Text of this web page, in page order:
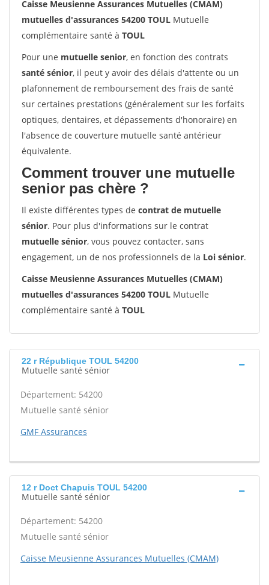
Caisse Meusienne Assurances Mutuelles (CMAM)
mutuelles d'assurances 54200 TOUL Mutuelle
complémentaire santé à TOUL
Pour une mutuelle senior, en fonction des contrats
santé sénior, il peut y avoir des délais d'attente ou un
plafonnement de remboursement des frais de santé
sur certaines prestations (généralement sur les forfaits
optiques, dentaires, et dépassements d'honoraire) en
l'absence de couverture mutuelle santé antérieur
équivalente.
Comment trouver une mutuelle
senior pas chère ?
Il existe différentes types de contrat de mutuelle
sénior. Pour plus d'informations sur le contrat
mutuelle sénior, vous pouvez contacter, sans
engagement, un de nos professionnels de la Loi sénior.
Caisse Meusienne Assurances Mutuelles (CMAM)
mutuelles d'assurances 54200 TOUL Mutuelle
complémentaire santé à TOUL
22 r République TOUL 54200
Mutuelle santé sénior
Département: 54200
Mutuelle santé sénior
GMF Assurances
12 r Doct Chapuis TOUL 54200
Mutuelle santé sénior
Département: 54200
Mutuelle santé sénior
Caisse Meusienne Assurances Mutuelles (CMAM)